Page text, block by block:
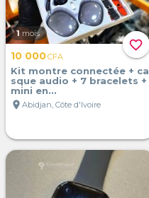
favorite_border
1 mois
10 000CFA
Kit montre connectée + ca
sque audio + 7 bracelets +
mini en...
location_on Abidjan, Côte d'Ivoire